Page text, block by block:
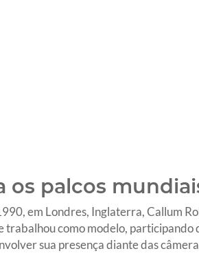
os palcos
em Londres, Inglaterra, Callum
como modelo, participando
sua presença diante das